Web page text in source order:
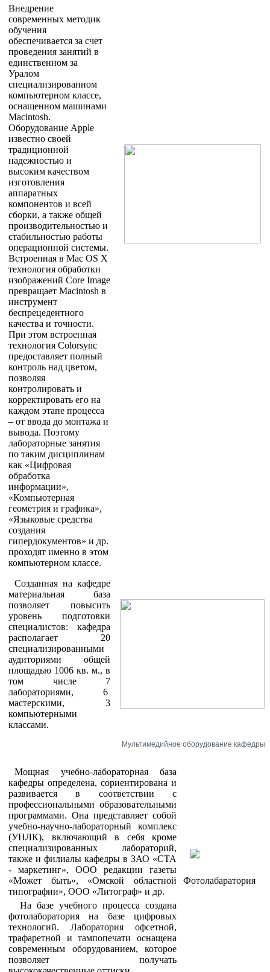
Внедрение
современных методик
обучения
обеспечивается за счет
проведения занятий в
единственном за
Уралом
специализированном
компьютерном классе,
оснащенном машинами
Macintosh.
Оборудование Apple
известно своей
традиционной
надежностью и
высоким качеством
изготовления
аппаратных
компонентов и всей
сборки, а также общей
производительностью и
стабильностью работы
операционной системы.
Встроенная в Mac OS X
технология обработки
изображений Core Image
превращает Macintosh в
инструмент
беспрецедентного
качества и точности.
При этом встроенная
технология Colorsync
предоставляет полный
контроль над цветом,
позволяя
контролировать и
корректировать его на
каждом этапе процесса
– от ввода до монтажа и
вывода. Поэтому
лабораторные занятия
по таким дисциплинам
как «Цифровая
обработка
информации»,
«Компьютерная
геометрия и графика»,
«Языковые средства
создания
гипердокументов» и др.
проходят именно в этом
компьютерном классе.
Созданная на кафедре
материальная база
позволяет повысить
уровень подготовки
специалистов: кафедра
располагает 20
специализированными
аудиториями общей
площадью 1006 кв. м., в
том числе 7
лабораториями, 6
мастерскими, 3
компьютерными
классами.
Мультимедийное оборудование кафедры
Мощная учебно-лабораторная база
кафедры определена, сориентирована и
развивается в соответствии с
профессиональными образовательными
программами. Она представляет собой
учебно-научно-лабораторный комплекс
(УНЛК), включающий в себя кроме
специализированных лабораторий,
также и филиалы кафедры в ЗАО «СТА
- маркетинг», ООО редакции газеты
«Может быть», «Омской областной
типографии», ООО «Литограф» и др.
На базе учебного процесса создана
фотолаборатория на базе цифровых
технологий. Лаборатория офсетной,
трафаретной и тампопечати оснащена
современным оборудованием, которое
позволяет получать
Фотолабаратория